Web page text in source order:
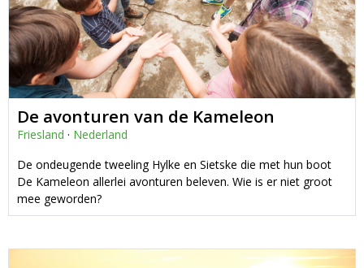
De avonturen van de Kameleon
Friesland · Nederland
De ondeugende tweeling Hylke en Sietske die met hun boot
De Kameleon allerlei avonturen beleven. Wie is er niet groot
mee geworden?